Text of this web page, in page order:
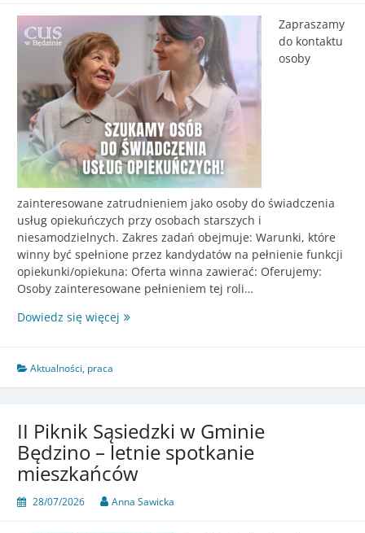
kreatywności
dobrej
zabawy
Zapraszamy
do kontaktu
osoby
zainteresowane zatrudnieniem jako osoby do świadczenia
usług opiekuńczych przy osobach starszych i
niesamodzielnych. Zakres zadań obejmuje: Warunki, które
winny być spełnione przez kandydatów na pełnienie funkcji
opiekunki/opiekuna: Oferta winna zawierać: Oferujemy:
Osoby zainteresowane pełnieniem tej roli…
Dowiedz się więcej Poszukiwane
usług
Aktualności, praca
II Piknik Sąsiedzki w Gminie
Będzino – letnie spotkanie
mieszkańców
28/07/2026 Anna Sawicka